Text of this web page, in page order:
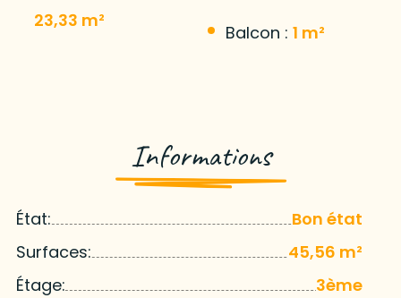
23,33 m²
Balcon : 1 m²
Informations
État:
Bon état
Surfaces:
45,56 m²
Étage:
3ème